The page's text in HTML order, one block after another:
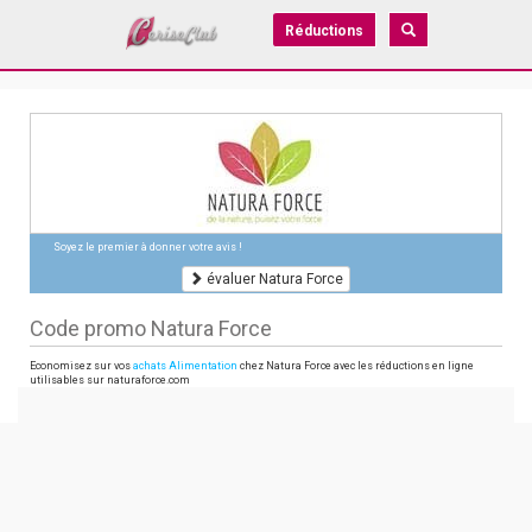
Réductions
Soyez le premier à donner votre avis !
évaluer Natura Force
Code promo Natura Force
Economisez sur vos achats Alimentation chez Natura Force avec les réductions en ligne
utilisables sur naturaforce.com